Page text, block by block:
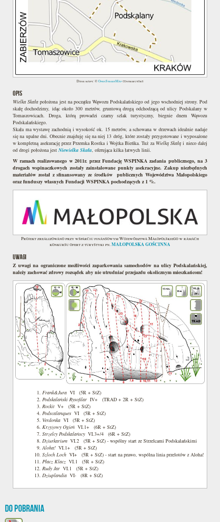
Dane mapy: © OpenStreetMap contributors
OPIS
Wielka Skała położona jest na początku Wąwozu Podskalańskiego od jego wschodniej strony. Pod
skałę dochodzimy, idąc około 300 metrów, gruntową drogą odchodzącą od ulicy Podskalany w
Tomaszowicach. Droga, którą prowadzi czarny szlak turystyczny, biegnie dnem Wąwozu
Podskalańskiego.
Skała ma wystawę zachodnią i wysokość ok. 15 metrów, a schowana w drzewach idealnie nadaje
się na upalne dni. Obecnie znajduję się na niej 13 dróg, które zostały przygotowane i wyposażone
w kompletną asekurację przez Przemka Rostka i Wojtka Bieńka. Tuż za Wielką Skałą i nieco dalej
od drogi położona jest Niewielka Skała, oferująca kilka łatwych linii.
W ramach realizowanego w 2011r. przez Fundację WSPINKA zadania publicznego, na 3
drogach wspinaczkowych zostały zainstalowane punkty asekracyjne. Zakup niezbędnych
materiałów został z sfinansowany ze środków publicznych Województwa Małopolskiego
oraz funduszy własnych Fundacji WSPINKA pochodzących z 1 %.
Projekt zrealizowano przy wsparciu finansowym Województwa Małopolskiego w ramach
konkursu ofert z turystyki pn.MAŁOPOLSKA GOŚCINNA
UWAGI
Z uwagi na ograniczone możliwości zaparkowania samochodów na ulicy Podskalańskiej,
należy zachować zdrowy rozsądek aby nie utrudniać przejazdu okolicznym mieszkańcom!
Frank&Jura VI (5R + StZ)
Podskalański Rysofilar IV+ (TRAD + 2R + StZ)
Rockit V+ (5R + StZ)
Podscalanques VI (5R + StZ)
Verdonka VI (5R + StZ)
Krzyżowy Ogień VI.1+ (6R + StZ)
Strzelcy Podskalańscy VI.3+/4 (6R + StZ)
Dziurkarium VI.2 (5R + StZ) - wspólny start ze Strzelcami Podskalańskimi
Aloha! VI.1+ (5R + StZ)
Szloch Loch VI+ (5R + StZ) - start na prawo, wspólna linia przelotów z Aloha!
Płacz Klacz VI.1 (5R + StZ)
Rudy Jar VI.1 (5R + StZ)
Dziuplandia VI- (8R + StZ)
Do pobrania